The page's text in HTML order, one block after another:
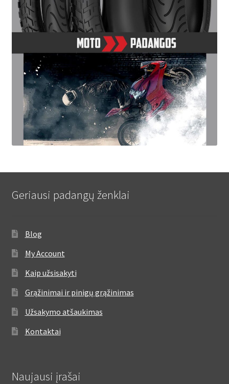
Geriausi padangų ženklai
Blog
My Account
Kaip užsisakyti
Grąžinimai ir pinigų grąžinimas
Užsakymo atšaukimas
Kontaktai
Naujausi įrašai